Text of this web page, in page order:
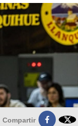
Compartir